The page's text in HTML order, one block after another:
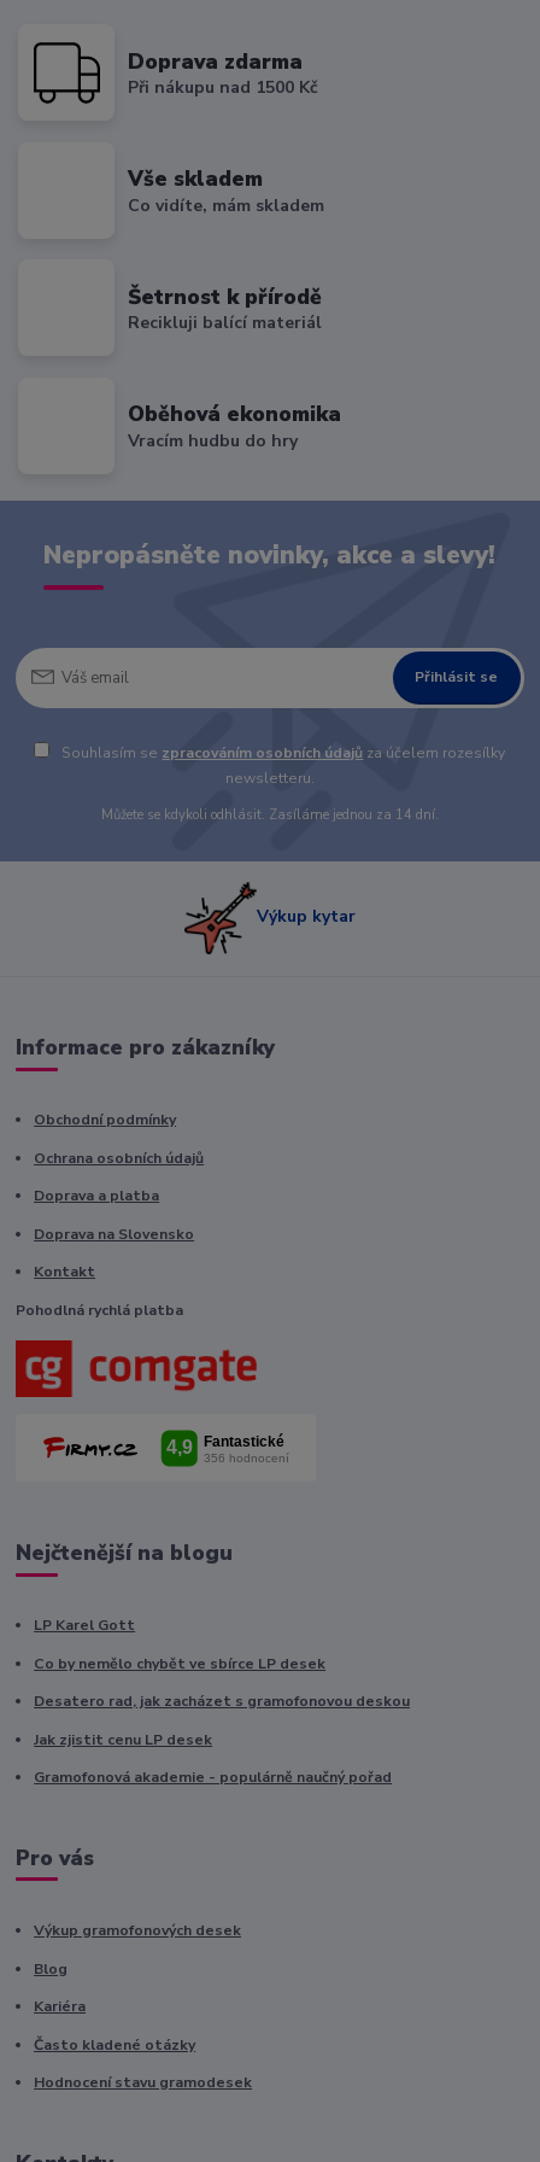
Doprava zdarma
Při nákupu nad 1500 Kč
Vše skladem
Co vidíte, mám skladem
Šetrnost k přírodě
Recikluji balící materiál
Oběhová ekonomika
Vracím hudbu do hry
Nepropásněte novinky, akce a slevy!
Přihlásit se
Souhlasím se zpracováním osobních údajů za účelem rozesílky
newsletteru.
Můžete se kdykoli odhlásit. Zasíláme jednou za 14 dní.
Výkup kytar
Informace pro zákazníky
Obchodní podmínky
Ochrana osobních údajů
Doprava a platba
Doprava na Slovensko
Kontakt
Pohodlná rychlá platba
Nejčtenější na blogu
LP Karel Gott
Co by nemělo chybět ve sbírce LP desek
Desatero rad, jak zacházet s gramofonovou deskou
Jak zjistit cenu LP desek
Gramofonová akademie - populárně naučný pořad
Pro vás
Výkup gramofonových desek
Blog
Kariéra
Často kladené otázky
Hodnocení stavu gramodesek